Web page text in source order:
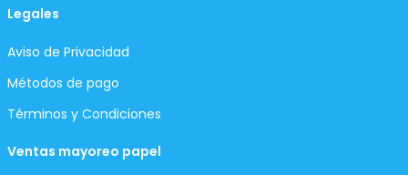
Legales
Aviso de Privacidad
Métodos de pago
Términos y Condiciones
Ventas mayoreo papel